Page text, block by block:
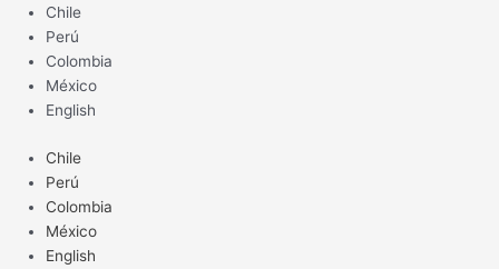
contenido
Chile
Perú
Colombia
México
English
Chile
Perú
Colombia
México
English